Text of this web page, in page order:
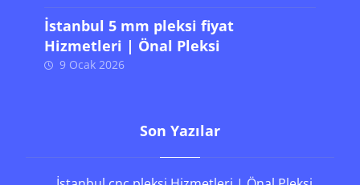
İstanbul 5 mm pleksi fiyat
Hizmetleri | Önal Pleksi
9 Ocak 2026
Son Yazılar